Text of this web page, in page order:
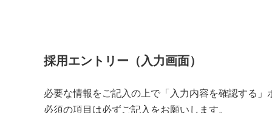
採用エントリー（入力画面）
必要な情報をご記入の上で「入力内容を確認する」
必須の項目は必ずご記入をお願いします。